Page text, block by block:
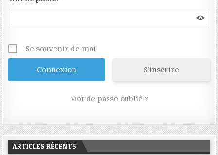
Se souvenir de moi
S’inscrire
Mot de passe oublié ?
ARTICLES RÉCENTS